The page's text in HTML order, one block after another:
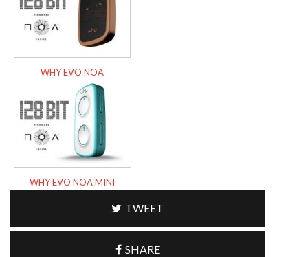
WHY EVO NOA
WHY EVO NOA MINI
TWEET
SHARE